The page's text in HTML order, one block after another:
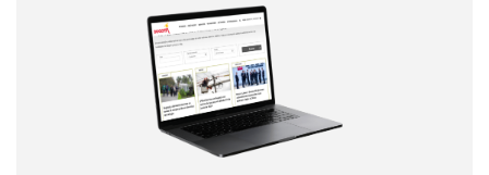
Correo electrónico
Tipo de comentario